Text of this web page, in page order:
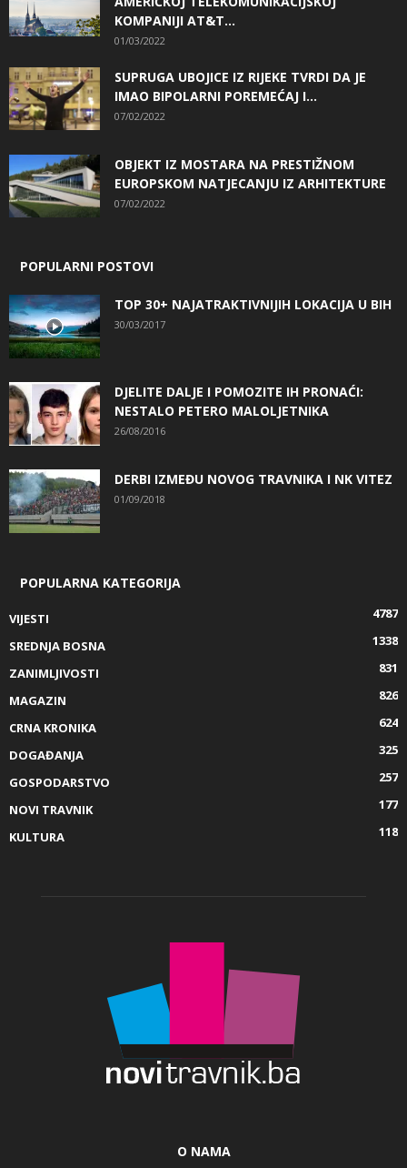
KOMPANIJI AT&T...
01/03/2022
SUPRUGA UBOJICE IZ RIJEKE TVRDI DA JE
IMAO BIPOLARNI POREMEĆAJ I...
07/02/2022
OBJEKT IZ MOSTARA NA PRESTIŽNOM
EUROPSKOM NATJECANJU IZ ARHITEKTURE
07/02/2022
POPULARNI POSTOVI
TOP 30+ NAJATRAKTIVNIJIH LOKACIJA U BIH
30/03/2017
DJELITE DALJE I POMOZITE IH PRONAĆI:
NESTALO PETERO MALOLJETNIKA
26/08/2016
DERBI IZMEĐU NOVOG TRAVNIKA I NK VITEZ
01/09/2018
POPULARNA KATEGORIJA
VIJESTI
4787
SREDNJA BOSNA
1338
ZANIMLJIVOSTI
831
MAGAZIN
826
CRNA KRONIKA
624
DOGAĐANJA
325
GOSPODARSTVO
257
NOVI TRAVNIK
177
KULTURA
118
O NAMA